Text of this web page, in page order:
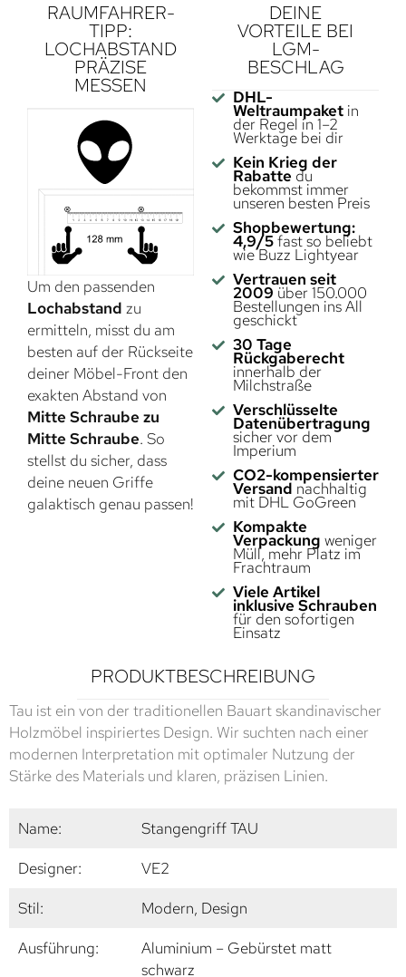
RAUMFAHRER-
TIPP:
LOCHABSTAND
PRÄZISE
MESSEN
Um den passenden
Lochabstand zu
ermitteln, misst du am
besten auf der Rückseite
deiner Möbel-Front den
exakten Abstand von
Mitte Schraube zu
Mitte Schraube. So
stellst du sicher, dass
deine neuen Griffe
galaktisch genau passen!
DEINE
VORTEILE BEI
LGM-
BESCHLAG
DHL-
Weltraumpaketin
der Regel in 1–2
Werktage bei dir
Kein Krieg der
Rabatte du
bekommst immer
unseren besten Preis
Shopbewertung:
4,9/5fast so beliebt
wie Buzz Lightyear
Vertrauen seit
2009 über 150.000
Bestellungen ins All
geschickt
30 Tage
Rückgaberecht
innerhalb der
Milchstraße
Verschlüsselte
Datenübertragung
sicher vor dem
Imperium
CO2-kompensierter
Versand nachhaltig
mit DHL GoGreen
Kompakte
Verpackung weniger
Müll, mehr Platz im
Frachtraum
Viele Artikel
inklusive Schrauben
für den sofortigen
Einsatz
PRODUKTBESCHREIBUNG
Tau ist ein von der traditionellen Bauart skandinavischer
Holzmöbel inspiriertes Design. Wir suchten nach einer
modernen Interpretation mit optimaler Nutzung der
Stärke des Materials und klaren, präzisen Linien.
Name:
Stangengriff TAU
Designer:
VE2
Stil:
Modern, Design
Ausführung:
Aluminium – Gebürstet matt
schwarz